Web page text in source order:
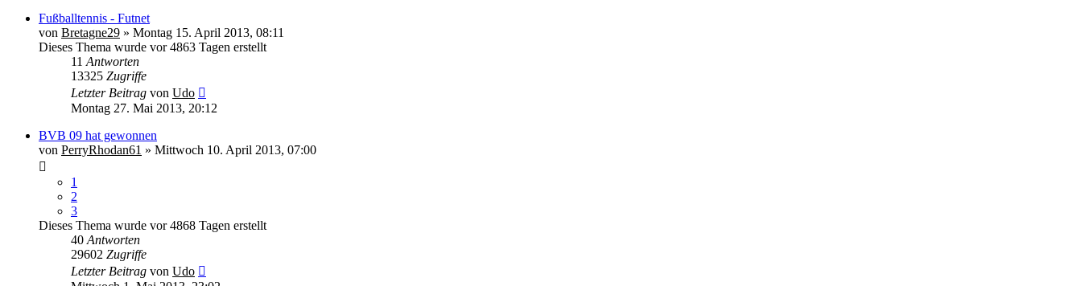
Fußballtennis - Futnet
von Bretagne29 » Montag 15. April 2013, 08:11
Dieses Thema wurde vor 4863 Tagen erstellt
11 Antworten
13325 Zugriffe
Letzter Beitrag von Udo
Montag 27. Mai 2013, 20:12
BVB 09 hat gewonnen
von PerryRhodan61 » Mittwoch 10. April 2013, 07:00
1
2
3
Dieses Thema wurde vor 4868 Tagen erstellt
40 Antworten
29602 Zugriffe
Letzter Beitrag von Udo